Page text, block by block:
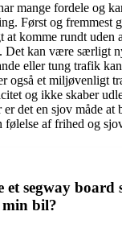
mange fordele og
Først og fremmest
at komme rundt uden
Det kan være særligt
eller tung trafik
også et miljøvenligt
og ikke skaber
det en sjov måde at
følelse af frihed og
segway board
bil?